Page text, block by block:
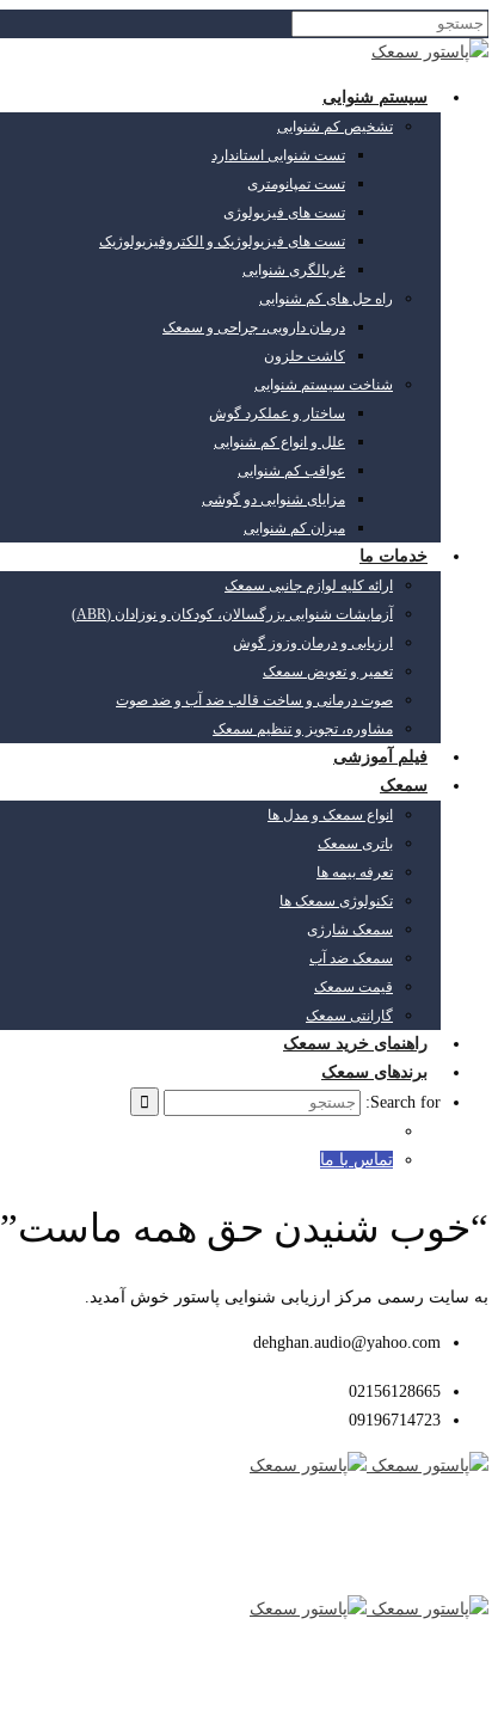
سیستم شنوایی
تشخیص کم شنوایی
تست شنوایی استاندارد
تست تمپانومتری
تست های فیزیولوژی
تست های فیزیولوژیک و الکتروفیزیولوژیک
غربالگری شنوایی
راه حل های کم شنوایی
درمان دارویی، جراحی و سمعک
کاشت حلزون
شناخت سیستم شنوایی
ساختار و عملکرد گوش
علل و انواع کم شنوایی
عواقب کم شنوایی
مزایای شنوایی دو گوشی
میزان کم شنوایی
خدمات ما
ارائه کلیه لوازم جانبی سمعک
آزمایشات شنوایی بزرگسالان، کودکان و نوزادان (ABR)
ارزیابی و درمان وزوز گوش
تعمیر و تعویض سمعک
صوت درمانی و ساخت قالب ضد آب و ضد صوت
مشاوره، تجویز و تنظیم سمعک
فیلم آموزشی
سمعک
انواع سمعک و مدل ها
باتری سمعک
تعرفه بیمه ها
تکنولوژی سمعک ها
سمعک شارژی
سمعک ضد آب
قیمت سمعک
گارانتی سمعک
راهنمای خرید سمعک
برندهای سمعک
Search for:
تماس با ما
“خوب شنیدن حق همه ماست”
به سایت رسمی مرکز ارزیابی شنوایی پاستور خوش آمدید.
dehghan.audio@yahoo.com
02156128665
09196714723